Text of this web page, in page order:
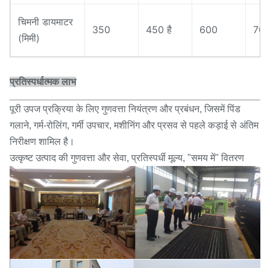
चिमनी डायमाटर
(मिमी)
350 450 है 600 700
प्रतिस्पर्धात्मक लाभ
पूरी उपज प्रक्रिया के लिए गुणवत्ता नियंत्रण और प्रबंधन, जिसमें पिंड
गलाने, गर्म-रोलिंग, गर्मी उपचार, मशीनिंग और प्रसव से पहले कड़ाई से अंतिम
निरीक्षण शामिल है।
उत्कृष्ट उत्पाद की गुणवत्ता और सेवा, प्रतिस्पर्धी मूल्य, "समय में" वितरण